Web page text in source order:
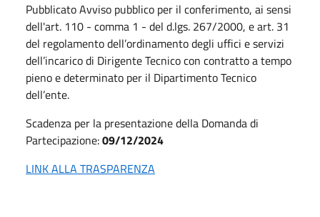
Pubblicato Avviso pubblico per il conferimento, ai sensi
dell'art. 110 - comma 1 - del d.lgs. 267/2000, e art. 31
del regolamento dell’ordinamento degli uffici e servizi
dell’incarico di Dirigente Tecnico con contratto a tempo
pieno e determinato per il Dipartimento Tecnico
dell’ente.
Scadenza per la presentazione della Domanda di
Partecipazione:09/12/2024
LINK ALLA TRASPARENZA